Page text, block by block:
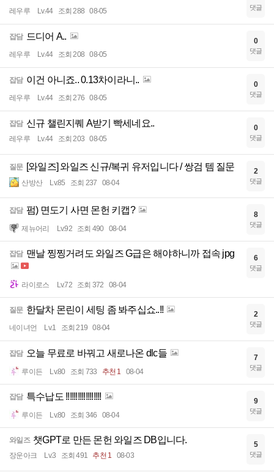
레우루 Lv.44 조회 288 08-05 댓글
잡담 드디어 A..
레우루 Lv.44 조회 208 08-05
0
댓글
잡담 이건 아니죠.. 0.13차이라니..
레우루 Lv.44 조회 276 08-05
0
댓글
잡담 신규 챌린지퀘 A받기 빡세네요..
레우루 Lv.44 조회 203 08-05
0
댓글
질문 [와일즈] 와일즈 신규/복귀 유저입니다 / 쌍검 템 질문
산방산 Lv.85 조회 237 08-04
2
댓글
잡담 펌) 면도기 사면 몬헌 키캡?
제뉴어리 Lv.92 조회 490 08-04
8
댓글
잡담 맨날 찡찡거려도 와일즈 G급은 해야하니까 접속 jpg
라이로스 Lv.72 조회 372 08-04
6
댓글
질문 한달차 몬린이 세팅 좀 봐주십쇼..!!
네이녀언 Lv.1 조회 219 08-04
2
댓글
잡담 오늘 무료로 바꿔고 새로나온 dlc들
루이든 Lv.80 조회 733 추천 1 08-04
7
댓글
잡담 특수납도 !!!!!!!!!!!!!!!!!!
루이든 Lv.80 조회 346 08-04
9
댓글
와일즈 챗GPT로 만든 몬헌 와일즈 DB입니다.
장운아크 Lv.3 조회 491 추천 1 08-03
5
댓글